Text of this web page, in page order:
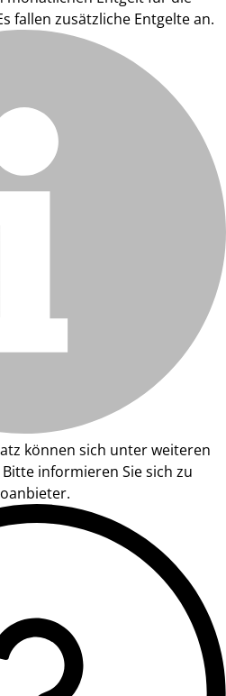
fallen zusätzliche Entgelte an.
können sich unter weiteren
informieren Sie sich zu